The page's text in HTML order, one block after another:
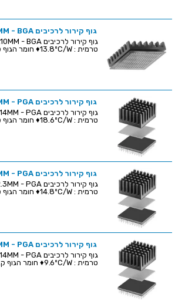
גוף קירור לרכיבים 40X40X10MM - BGA
טרמית : 13.8ºC/W♦ חומר הגוף קירור : א...
גוף קירור לרכיבים 14X14X14MM - PGA
טרמית : 18.6ºC/W♦ חומר הגוף קירור : א...
גוף קירור לרכיבים 23X23X12.3MM - PGA
טרמית : 14.8ºC/W♦ חומר הגוף קירור :...
גוף קירור לרכיבים 35X35X14MM - PGA
טרמית : 9.6ºC/W♦ חומר הגוף ק...